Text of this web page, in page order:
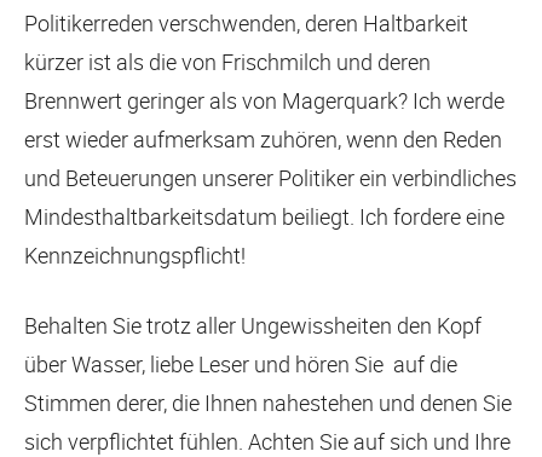
Politikerreden verschwenden, deren Haltbarkeit
kürzer ist als die von Frischmilch und deren
Brennwert geringer als von Magerquark? Ich werde
erst wieder aufmerksam zuhören, wenn den Reden
und Beteuerungen unserer Politiker ein verbindliches
Mindesthaltbarkeitsdatum beiliegt. Ich fordere eine
Kennzeichnungspflicht!
Behalten Sie trotz aller Ungewissheiten den Kopf
über Wasser, liebe Leser und hören Sie auf die
Stimmen derer, die Ihnen nahestehen und denen Sie
sich verpflichtet fühlen. Achten Sie auf sich und Ihre